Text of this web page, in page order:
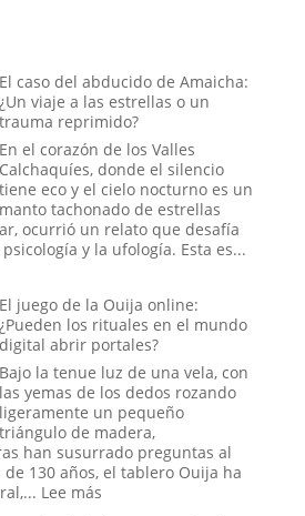
El caso del abducido de Amaicha:
¿Un viaje a las estrellas o un
trauma reprimido?
En el corazón de los Valles
Calchaquíes, donde el silencio
tiene eco y el cielo nocturno es un
manto tachonado de estrellas
ocurrió un relato que desafía
y la ufología. Esta es...
El juego de la Ouija online:
¿Pueden los rituales en el mundo
digital abrir portales?
Bajo la tenue luz de una vela, con
las yemas de los dedos rozando
ligeramente un pequeño
triángulo de madera,
han susurrado preguntas al
130 años, el tablero Ouija ha
Lee más: